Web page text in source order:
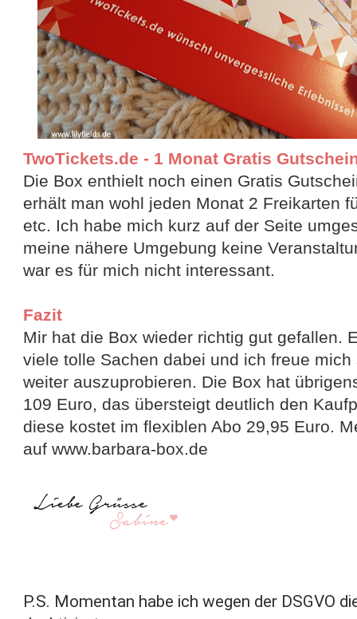
TwoTickets.de - 1 Monat Gratis
Die Box enthielt noch einen Gratis
erhält man wohl jeden Monat 2 Freikarten
etc. Ich habe mich kurz auf der Seite
meine nähere Umgebung keine
war es für mich nicht interessant.
Fazit
Mir hat die Box wieder richtig gut gefallen.
viele tolle Sachen dabei und ich freue
weiter auszuprobieren. Die Box hat
109 Euro, das übersteigt deutlich den
diese kostet im flexiblen Abo 29,95 Euro.
auf www.barbara-box.de
P.S. Momentan habe ich wegen der DSGVO